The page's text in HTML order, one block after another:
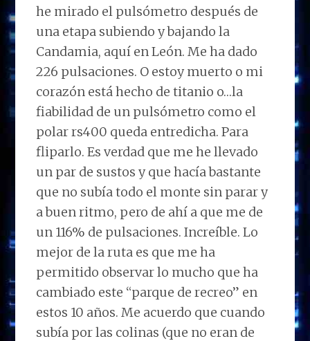
he mirado el pulsómetro después de
una etapa subiendo y bajando la
Candamia, aquí en León. Me ha dado
226 pulsaciones. O estoy muerto o mi
corazón está hecho de titanio o…la
fiabilidad de un pulsómetro como el
polar rs400 queda entredicha. Para
fliparlo. Es verdad que me he llevado
un par de sustos y que hacía bastante
que no subía todo el monte sin parar y
a buen ritmo, pero de ahí a que me de
un 116% de pulsaciones. Increíble. Lo
mejor de la ruta es que me ha
permitido observar lo mucho que ha
cambiado este “parque de recreo” en
estos 10 años. Me acuerdo que cuando
subía por las colinas (que no eran de